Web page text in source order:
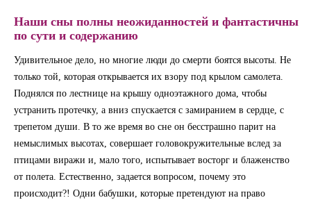
Наши сны полны неожиданностей и фантастичны
по сути и содержанию
Удивительное дело, но многие люди до смерти боятся высоты. Не
только той, которая открывается их взору под крылом самолета.
Поднялся по лестнице на крышу одноэтажного дома, чтобы
устранить протечку, а вниз спускается с замиранием в сердце, с
трепетом души. В то же время во сне он бесстрашно парит на
немыслимых высотах, совершает головокружительные вслед за
птицами виражи и, мало того, испытывает восторг и блаженство
от полета. Естественно, задается вопросом, почему это
происходит?! Одни бабушки, которые претендуют на право